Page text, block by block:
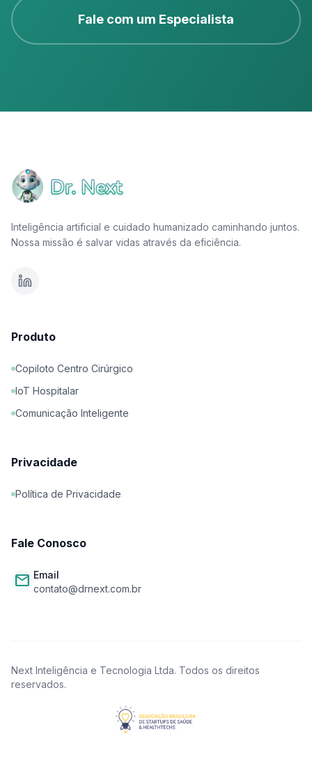
Fale com um Especialista
Inteligência artificial e cuidado humanizado caminhando juntos.
Nossa missão é salvar vidas através da eficiência.
Produto
Copiloto Centro Cirúrgico
IoT Hospitalar
Comunicação Inteligente
Privacidade
Política de Privacidade
Fale Conosco
mail Email
contato@drnext.com.br
Next Inteligência e Tecnologia Ltda. Todos os direitos
reservados.